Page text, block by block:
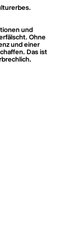
und
Ohne
und einer
Das ist